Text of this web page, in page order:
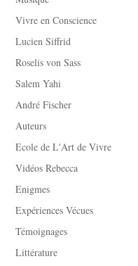
Vivre en Conscience
Lucien Siffrid
Roselis von Sass
Salem Yahi
André Fischer
Auteurs
Ecole de L'Art de Vivre
Vidéos Rebecca
Enigmes
Expériences Vécues
Témoignages
Littérature